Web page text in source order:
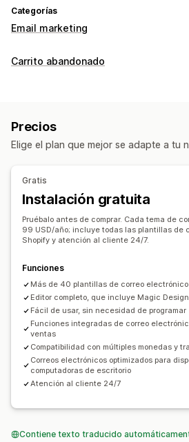
Categorías
Email marketing
Tipos de campañas de marketing
Correos electrónicos sobre el carrito
Correos electrónicos sobre el pago
Correos electrónicos de bienvenida
Correos electrónicos de seguimiento
Correos electrónicos sobre ahorros
Recomendaciones de productos
Campañas de gestión
Herramienta de edición Plantillas
Localización Código personalizado
Fuentes personalizadas
Edición
Automatizaciones
Informes y estadísticas
Carrito abandonado
Campañas personalizadas
Ofertas por tiempo limitado
Opciones de muestra
Promoción de marca personalizada
Códigos de descuento
Widgets personalizables
Múltiples
Seguimiento del comportamiento
Precios
Elige el plan que mejor se adapte a tu
Gratis
Instalación gratuita
Pruébalo antes de comprar. Cada tema de
99 USD/año; incluye todas las plantillas de
Shopify y atención al cliente 24/7.
Funciones
Más de 40 plantillas de correo
Editor completo, que incluye Magic
Fácil de usar, sin necesidad de programar
Funciones integradas de correo
ventas
Compatibilidad con múltiples monedas y
Correos electrónicos optimizados para
computadoras de escritorio
Atención al cliente 24/7
Contiene texto traducido